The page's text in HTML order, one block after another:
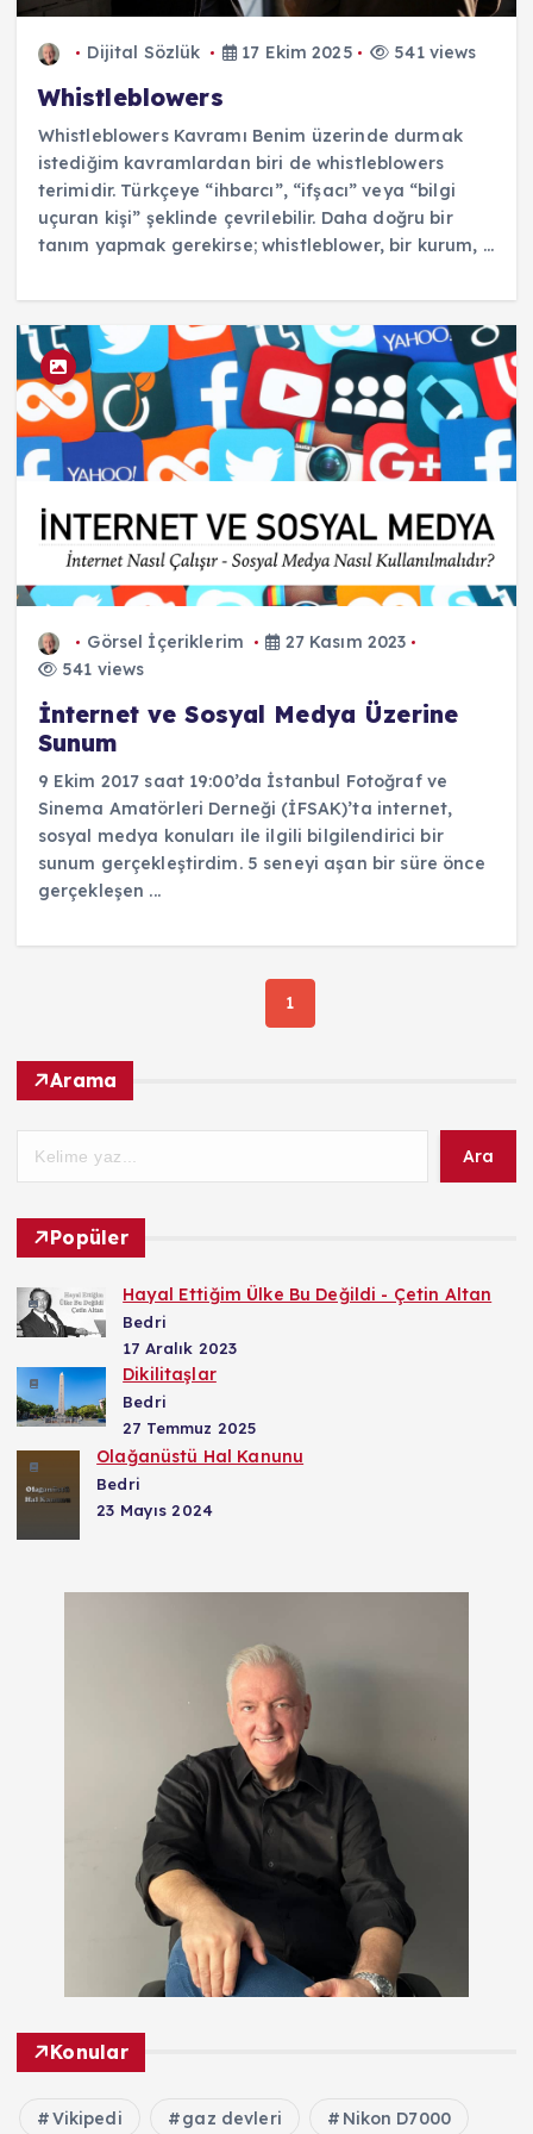
Dijital Sözlük 17 Ekim 2025 541 views
Whistleblowers
Whistleblowers Kavramı Benim üzerinde durmak
istediğim kavramlardan biri de whistleblowers
terimidir. Türkçeye “ihbarcı”, “ifşacı” veya “bilgi
uçuran kişi” şeklinde çevrilebilir. Daha doğru bir
tanım yapmak gerekirse; whistleblower, bir kurum, ...
Görsel İçeriklerim
27 Kasım 2023
541 views
İnternet ve Sosyal Medya Üzerine
Sunum
9 Ekim 2017 saat 19:00’da İstanbul Fotoğraf ve
Sinema Amatörleri Derneği (İFSAK)’ta internet,
sosyal medya konuları ile ilgili bilgilendirici bir
sunum gerçekleştirdim. 5 seneyi aşan bir süre önce
gerçekleşen ...
1
Arama
Ara
Popüler
Hayal Ettiğim Ülke Bu Değildi - Çetin Altan
Bedri
17 Aralık 2023
Dikilitaşlar
Bedri
27 Temmuz 2025
Olağanüstü Hal Kanunu
Bedri
23 Mayıs 2024
Konular
Vikipedi gaz devleri Nikon D7000